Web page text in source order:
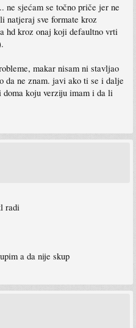
ne sjećam se točno priče jer ne
natjeraj sve formate kroz
hd kroz onaj koji defaultno vrti
makar nisam ni stavljao
da ne znam. javi ako ti se i dalje
doma koju verziju imam i da li
radi
a da nije skup